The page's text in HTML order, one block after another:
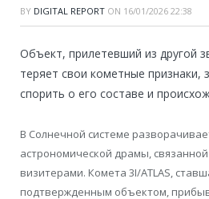
BY DIGITAL REPORT ON 16/01/2026 22:38
Объект, прилетевший из другой
теряет свои кометные признаки,
спорить о его составе и
В Солнечной системе
астрономической драмы,
визитерами. Комета 3I/ATLAS,
подтвержденным объектом,